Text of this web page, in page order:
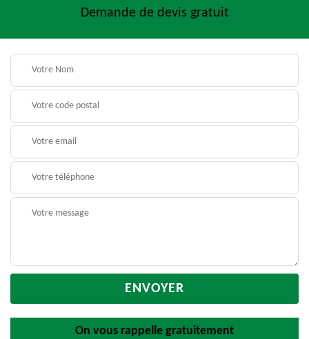
Demande de devis gratuit
On vous rappelle gratuitement